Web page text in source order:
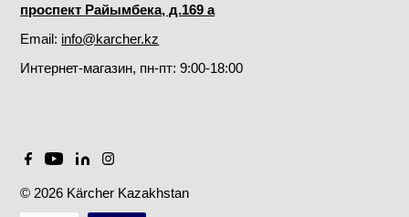
проспект Райымбека, д.169 а
Email: info@karcher.kz
Интернет-магазин, пн-пт: 9:00-18:00
© 2026 Kärcher Kazakhstan